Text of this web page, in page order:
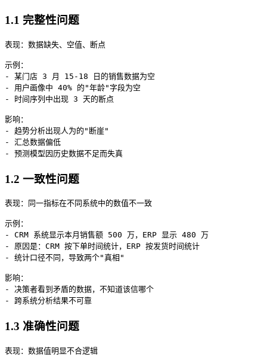
1.1 完整性问题
表现：数据缺失、空值、断点
示例：
- 某门店 3 月 15-18 日的销售数据为空
- 用户画像中 40% 的"年龄"字段为空
- 时间序列中出现 3 天的断点
影响：
- 趋势分析出现人为的"断崖"
- 汇总数据偏低
1.2 一致性问题
表现：同一指标在不同系统中的数值不一致
示例：
- CRM 系统显示本月销售额 500 万，ERP 显示 480 万
- 原因是：CRM 按下单时间统计，ERP 按发货时间统计
- 统计口径不同，导致两个"真相"
影响：
- 决策者看到矛盾的数据，不知道该信哪个
1.3 准确性问题
表现：数据值明显不合逻辑